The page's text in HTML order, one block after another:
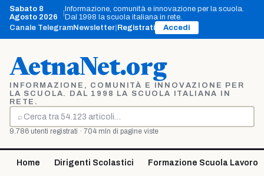
Vai
contenuto
Sabato 8
Agosto 2026
Informazione, comunità e innovazione per la scuola.
Dal 1998 la scuola italiana in rete.
Canale TelegramNewsletter Registrati Accedi
AetnaNet.org
INFORMAZIONE, COMUNITÀ E INNOVAZIONE PER
LA SCUOLA. DAL 1998 LA SCUOLA ITALIANA IN
RETE.
⌕
Cerca
9.786 utenti registrati · 704 mln di pagine viste
Home Dirigenti Scolastici Formazione Scuola Lavoro